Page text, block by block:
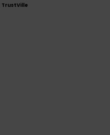
TrustVille